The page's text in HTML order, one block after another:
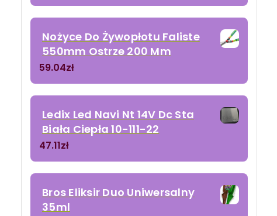
Nożyce Do Żywopłotu Faliste
550mm Ostrze 200 Mm
59.04zł
Ledix Led Navi Nt 14V Dc Sta
Biała Ciepła 10-111-22
47.11zł
Bros Eliksir Duo Uniwersalny
35ml